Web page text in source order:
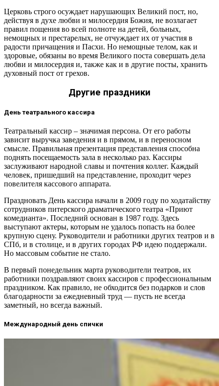
Церковь строго осуждает нарушающих Великий пост, но,
действуя в духе любви и милосердия Божия, не возлагает
правил пощения во всей полноте на детей, больных,
немощных и престарелых, не отчуждает их от участия в
радости причащения и Пасхи. Но немощные телом, как и
здоровые, обязаны во время Великого поста совершать дела
любви и милосердия и, также как и в другие посты, хранить
духовный пост от грехов.
Другие праздники
День театрального кассира
Театральный кассир – значимая персона. От его работы
зависит выручка заведения и в прямом, и в переносном
смысле. Правильная презентация представления способна
поднять посещаемость зала в несколько раз. Кассиры
заслуживают народной славы и почтения коллег. Каждый
человек, пришедший на представление, проходит через
повелителя кассового аппарата.
Праздновать День кассира начали в 2009 году по ходатайству
сотрудников питерского драматического театра «Приют
комедианта». Последний основан в 1987 году. Здесь
выступают актеры, которым не удалось попасть на более
крупную сцену. Руководители и работники других театров и в
СПб, и в столице, и в других городах РФ идею поддержали.
Но массовым событие не стало.
В первый понедельник марта руководители театров, их
работники поздравляют своих кассиров с профессиональным
праздником. Как правило, не обходится без подарков и слов
благодарности за ежедневный труд — пусть не всегда
заметный, но всегда важный.
Международный день спички